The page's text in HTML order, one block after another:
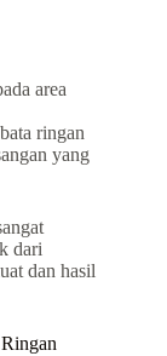
area
ringan
yang
dari
dan hasil